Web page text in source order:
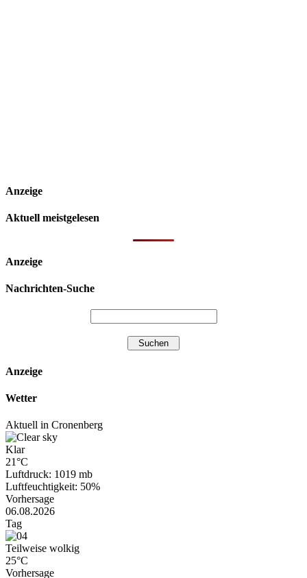
Anzeige
Aktuell meistgelesen
Anzeige
Nachrichten-Suche
Anzeige
Wetter
Aktuell in Cronenberg
Klar
21°C
Luftdruck: 1019 mb
Luftfeuchtigkeit: 50%
Vorhersage
06.08.2026
Tag
Teilweise wolkig
25°C
Vorhersage